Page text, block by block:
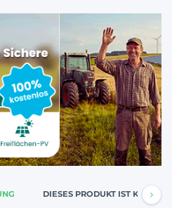
DIESES PRODUKT IST